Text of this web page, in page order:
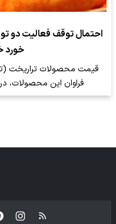
احتمال توقف فعالیت دو
خورد
قیمت محصولات تراریخت
فراوان این محصولات، در بازار